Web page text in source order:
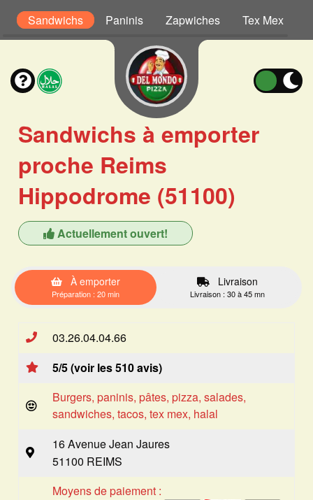
Sandwichs Paninis Zapwiches Tex Mex
Sandwichs à emporter
proche Reims
Hippodrome (51100)
Actuellement ouvert!
À emporter
Préparation : 20 min
Livraison
Livraison : 30 à 45 mn
03.26.04.04.66
5/5 (voir les 510 avis)
Burgers, paninis, pâtes, pizza, salades,
sandwiches, tacos, tex mex, halal
16 Avenue Jean Jaures
51100 REIMS
Moyens de paiement :